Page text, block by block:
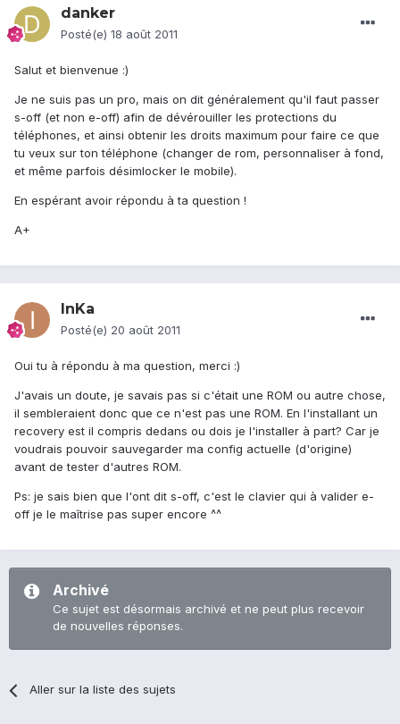
danker
Posté(e) 18 août 2011
Salut et bienvenue :)
Je ne suis pas un pro, mais on dit généralement qu'il faut passer
s-off (et non e-off) afin de dévérouiller les protections du
téléphones, et ainsi obtenir les droits maximum pour faire ce que
tu veux sur ton téléphone (changer de rom, personnaliser à fond,
et même parfois désimlocker le mobile).
En espérant avoir répondu à ta question !
A+
InKa
Posté(e) 20 août 2011
Oui tu à répondu à ma question, merci :)
J'avais un doute, je savais pas si c'était une ROM ou autre chose,
il sembleraient donc que ce n'est pas une ROM. En l'installant un
recovery est il compris dedans ou dois je l'installer à part? Car je
voudrais pouvoir sauvegarder ma config actuelle (d'origine)
avant de tester d'autres ROM.
Ps: je sais bien que l'ont dit s-off, c'est le clavier qui à valider e-
off je le maîtrise pas super encore ^^
Archivé
Ce sujet est désormais archivé et ne peut plus recevoir
de nouvelles réponses.
Aller sur la liste des sujets